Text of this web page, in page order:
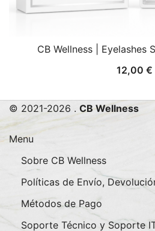
CB Wellness | Eyelashes
12,00 €
© 2021-2026 . CB Wellness
Menu
Sobre CB Wellness
Políticas de Envío,
Métodos de Pago
Soporte Técnico y Soporte